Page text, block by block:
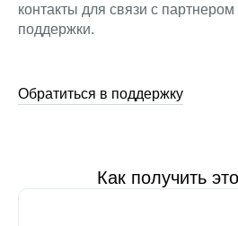
контакты для связи с
поддержки.
Обратиться в поддержку
Как получить